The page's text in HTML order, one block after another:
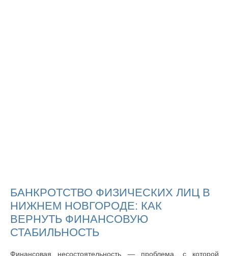
БАНКРОТСТВО ФИЗИЧЕСКИХ ЛИЦ В
НИЖНЕМ НОВГОРОДЕ: КАК
ВЕРНУТЬ ФИНАНСОВУЮ
СТАБИЛЬНОСТЬ
Финансовая несостоятельность — проблема, с которой